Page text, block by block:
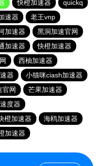
快橙加速器
quickq
速器
老王vnp
加速器
黑洞加速官网
加速器
快橙加速器
西柚加速器
器
小猫咪ciash加速器
官网
芒果加速器
度器
橙加速器
海鸥加速器
加速器